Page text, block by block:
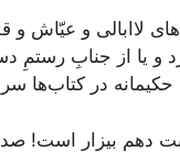
لاابالی و عیّاش و
و یا از جنابِ رستمِ
در کتاب‌ها
دهم بیزار است!